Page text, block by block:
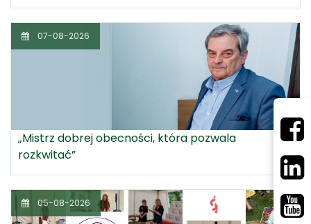
07-08-2026
„Mistrz dobrej obecności, która pozwala
rozkwitać”
05-08-2026